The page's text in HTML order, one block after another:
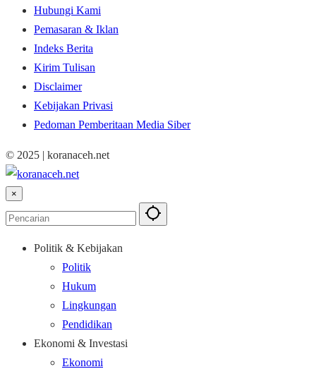
Hubungi Kami
Pemasaran & Iklan
Indeks Berita
Kirim Tulisan
Disclaimer
Kebijakan Privasi
Pedoman Pemberitaan Media Siber
© 2025 | koranaceh.net
×
Politik & Kebijakan
Politik
Hukum
Lingkungan
Pendidikan
Ekonomi & Investasi
Ekonomi